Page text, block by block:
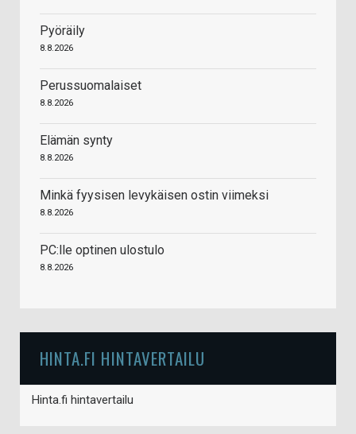
Pyöräily
8.8.2026
Perussuomalaiset
8.8.2026
Elämän synty
8.8.2026
Minkä fyysisen levykäisen ostin viimeksi
8.8.2026
PC:lle optinen ulostulo
8.8.2026
HINTA.FI HINTAVERTAILU
Hinta.fi hintavertailu